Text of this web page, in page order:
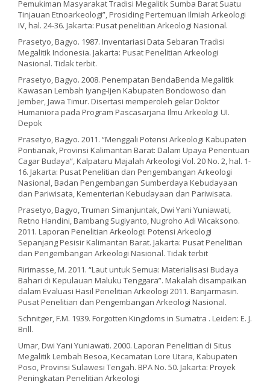
Pemukiman Masyarakat Tradisi Megalitik Sumba Barat Suatu
Tinjauan Etnoarkeologi”, Prosiding Pertemuan Ilmiah Arkeologi
IV, hal. 24-36. Jakarta: Pusat penelitian Arkeologi Nasional.
Prasetyo, Bagyo. 1987. Inventariasi Data Sebaran Tradisi
Megalitik Indonesia. Jakarta: Pusat Penelitian Arkeologi
Nasional. Tidak terbit.
Prasetyo, Bagyo. 2008. Penempatan BendaBenda Megalitik
Kawasan Lembah Iyang-Ijen Kabupaten Bondowoso dan
Jember, Jawa Timur. Disertasi memperoleh gelar Doktor
Humaniora pada Program Pascasarjana Ilmu Arkeologi UI.
Depok
Prasetyo, Bagyo. 2011. “Menggali Potensi Arkeologi Kabupaten
Pontianak, Provinsi Kalimantan Barat: Dalam Upaya Penentuan
Cagar Budaya”, Kalpataru Majalah Arkeologi Vol. 20 No. 2, hal. 1-
16. Jakarta: Pusat Penelitian dan Pengembangan Arkeologi
Nasional, Badan Pengembangan Sumberdaya Kebudayaan
dan Pariwisata, Kementerian Kebudayaan dan Pariwisata.
Prasetyo, Bagyo, Truman Simanjuntak, Dwi Yani Yuniawati,
Retno Handini, Bambang Sugiyanto, Nugroho Adi Wicaksono.
2011. Laporan Penelitian Arkeologi: Potensi Arkeologi
Sepanjang Pesisir Kalimantan Barat. Jakarta: Pusat Penelitian
dan Pengembangan Arkeologi Nasional. Tidak terbit
Ririmasse, M. 2011. “Laut untuk Semua: Materialisasi Budaya
Bahari di Kepulauan Maluku Tenggara”. Makalah disampaikan
dalam Evaluasi Hasil Penelitian Arkeologi 2011. Banjarmasin.
Pusat Penelitian dan Pengembangan Arkeologi Nasional.
Schnitger, F.M. 1939. Forgotten Kingdoms in Sumatra . Leiden: E. J.
Brill.
Umar, Dwi Yani Yuniawati. 2000. Laporan Penelitian di Situs
Megalitik Lembah Besoa, Kecamatan Lore Utara, Kabupaten
Poso, Provinsi Sulawesi Tengah. BPA No. 50. Jakarta: Proyek
Peningkatan Penelitian Arkeologi